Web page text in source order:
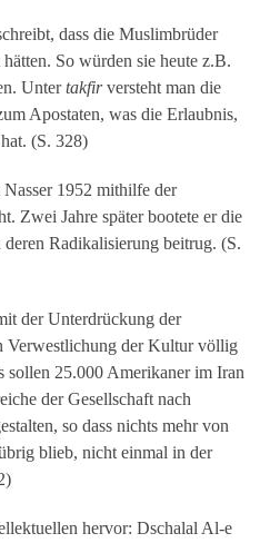
dass die Muslimbrüder
So würden sie heute z.B.
Untertakfirversteht man die
Apostaten, was die Erlaubnis,
(S. 328)
1952 mithilfe der
Zwei Jahre später bootete er die
Radikalisierung beitrug. (S.
der Unterdrückung der
Verwestlichung der Kultur völlig
sollen 25.000 Amerikaner im Iran
der Gesellschaft nach
so dass nichts mehr von
blieb, nicht einmal in der
hervor: Dschalal Al-e